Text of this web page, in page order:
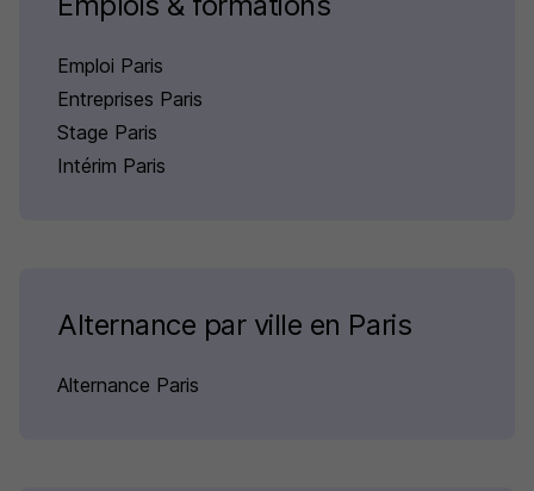
Emploi Paris
Entreprises Paris
Stage Paris
Intérim Paris
Alternance par ville en Paris
Alternance Paris